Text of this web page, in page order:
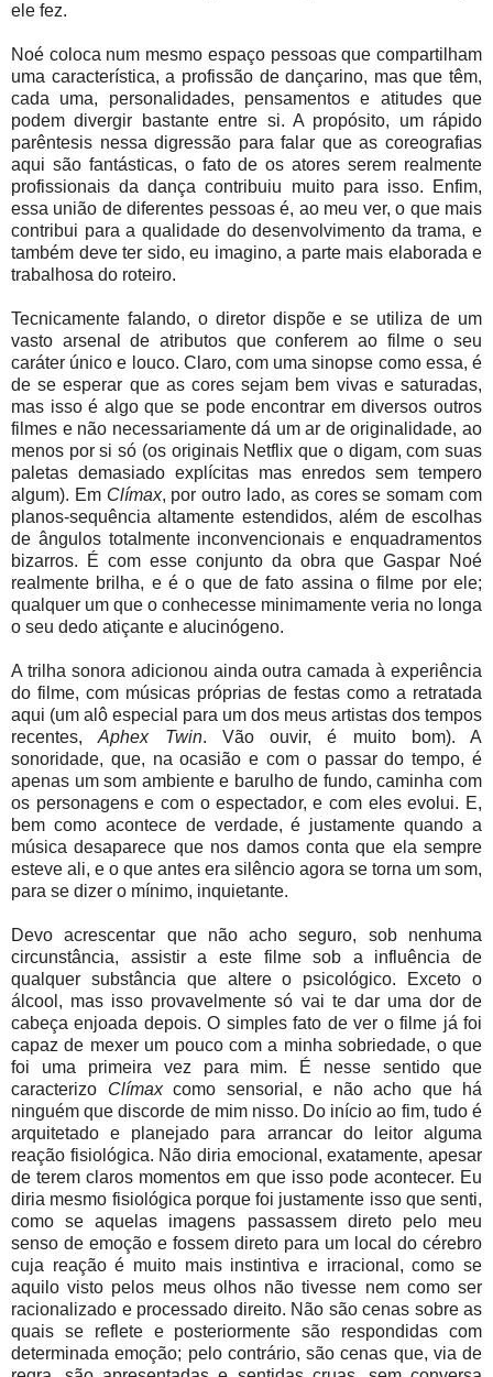
ele fez.
Noé coloca num mesmo espaço pessoas que compartilham
uma característica, a profissão de dançarino, mas que têm,
cada uma, personalidades, pensamentos e atitudes que
podem divergir bastante entre si. A propósito, um rápido
parêntesis nessa digressão para falar que as coreografias
aqui são fantásticas, o fato de os atores serem realmente
profissionais da dança contribuiu muito para isso. Enfim,
essa união de diferentes pessoas é, ao meu ver, o que mais
contribui para a qualidade do desenvolvimento da trama, e
também deve ter sido, eu imagino, a parte mais elaborada e
trabalhosa do roteiro.
Tecnicamente falando, o diretor dispõe e se utiliza de um
vasto arsenal de atributos que conferem ao filme o seu
caráter único e louco. Claro, com uma sinopse como essa, é
de se esperar que as cores sejam bem vivas e saturadas,
mas isso é algo que se pode encontrar em diversos outros
filmes e não necessariamente dá um ar de originalidade, ao
menos por si só (os originais Netflix que o digam, com suas
paletas demasiado explícitas mas enredos sem tempero
algum). Em Clímax, por outro lado, as cores se somam com
planos-sequência altamente estendidos, além de escolhas
de ângulos totalmente inconvencionais e enquadramentos
bizarros. É com esse conjunto da obra que Gaspar Noé
realmente brilha, e é o que de fato assina o filme por ele;
qualquer um que o conhecesse minimamente veria no longa
o seu dedo atiçante e alucinógeno.
A trilha sonora adicionou ainda outra camada à experiência
do filme, com músicas próprias de festas como a retratada
aqui (um alô especial para um dos meus artistas dos tempos
recentes,Aphex Twin. Vão ouvir, é muito bom). A
sonoridade, que, na ocasião e com o passar do tempo, é
apenas um som ambiente e barulho de fundo, caminha com
os personagens e com o espectador, e com eles evolui. E,
bem como acontece de verdade, é justamente quando a
música desaparece que nos damos conta que ela sempre
esteve ali, e o que antes era silêncio agora se torna um som,
para se dizer o mínimo, inquietante.
Devo acrescentar que não acho seguro, sob nenhuma
circunstância, assistir a este filme sob a influência de
qualquer substância que altere o psicológico. Exceto o
álcool, mas isso provavelmente só vai te dar uma dor de
cabeça enjoada depois. O simples fato de ver o filme já foi
capaz de mexer um pouco com a minha sobriedade, o que
foi uma primeira vez para mim. É nesse sentido que
caracterizo Clímaxcomo sensorial, e não acho que há
ninguém que discorde de mim nisso. Do início ao fim, tudo é
arquitetado e planejado para arrancar do leitor alguma
reação fisiológica. Não diria emocional, exatamente, apesar
de terem claros momentos em que isso pode acontecer. Eu
diria mesmo fisiológica porque foi justamente isso que senti,
como se aquelas imagens passassem direto pelo meu
senso de emoção e fossem direto para um local do cérebro
cuja reação é muito mais instintiva e irracional, como se
aquilo visto pelos meus olhos não tivesse nem como ser
racionalizado e processado direito. Não são cenas sobre as
quais se reflete e posteriormente são respondidas com
determinada emoção; pelo contrário, são cenas que, via de